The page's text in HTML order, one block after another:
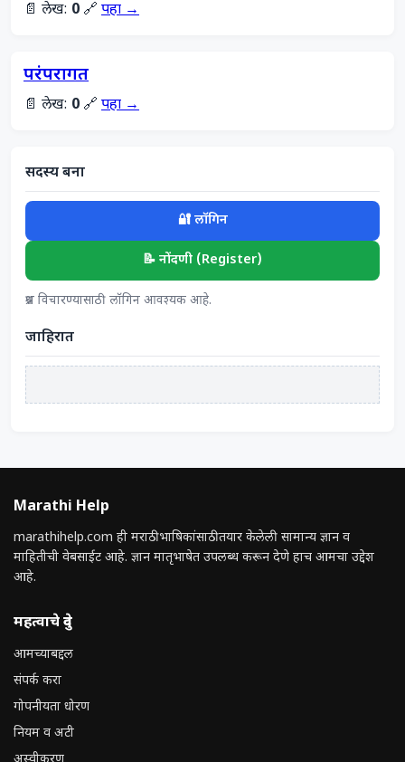
📄 लेख: 0 🔗 पहा →
परंपरागत
📄 लेख: 0 🔗 पहा →
सदस्य बना
🔐 लॉगिन
📝 नोंदणी (Register)
प्रश्न विचारण्यासाठी लॉगिन आवश्यक आहे.
जाहिरात
Marathi Help
marathihelp.com ही मराठी भाषिकांसाठी तयार केलेली सामान्य ज्ञान व
माहितीची वेबसाईट आहे. ज्ञान मातृभाषेत उपलब्ध करून देणे हाच आमचा उद्देश
आहे.
महत्वाचे दुवे
आमच्याबद्दल
संपर्क करा
गोपनीयता धोरण
नियम व अटी